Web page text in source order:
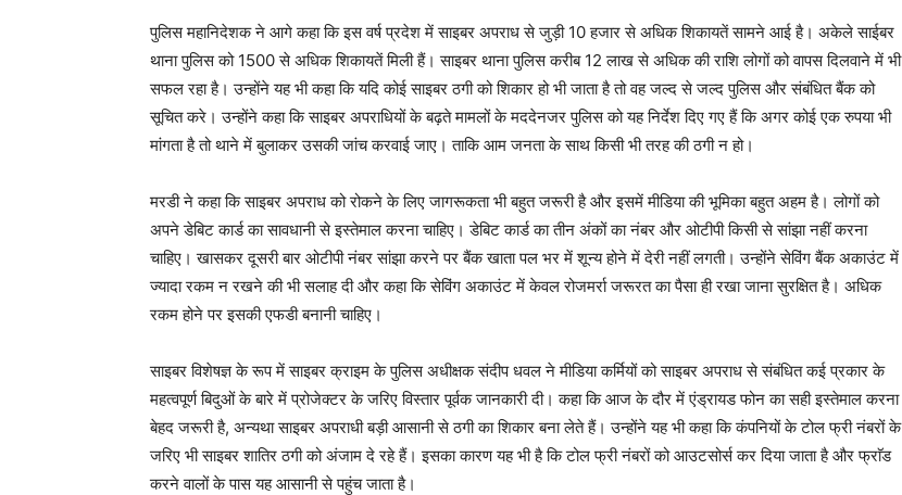
पुलिस महानिदेशक ने आगे कहा कि इस वर्ष प्रदेश में साइबर अपराध से जुड़ी 10 हजार से अधिक शिकायतें सामने आई है। अकेले साईबर
थाना पुलिस को 1500 से अधिक शिकायतें मिली हैं। साइबर थाना पुलिस करीब 12 लाख से अधिक की राशि लोगों को वापस दिलवाने में भी
सफल रहा है। उन्होंने यह भी कहा कि यदि कोई साइबर ठगी को शिकार हो भी जाता है तो वह जल्द से जल्द पुलिस और संबंधित बैंक को
सूचित करे। उन्होंने कहा कि साइबर अपराधियों के बढ़ते मामलों के मददेनजर पुलिस को यह निर्देश दिए गए हैं कि अगर कोई एक रुपया भी
मांगता है तो थाने में बुलाकर उसकी जांच करवाई जाए। ताकि आम जनता के साथ किसी भी तरह की ठगी न हो।
मरडी ने कहा कि साइबर अपराध को रोकने के लिए जागरूकता भी बहुत जरूरी है और इसमें मीडिया की भूमिका बहुत अहम है। लोगों को
अपने डेबिट कार्ड का सावधानी से इस्तेमाल करना चाहिए। डेबिट कार्ड का तीन अंकों का नंबर और ओटीपी किसी से सांझा नहीं करना
चाहिए। खासकर दूसरी बार ओटीपी नंबर सांझा करने पर बैंक खाता पल भर में शून्य होने में देरी नहीं लगती। उन्होंने सेविंग बैंक अकाउंट में
ज्यादा रकम न रखने की भी सलाह दी और कहा कि सेविंग अकाउंट में केवल रोजमर्रा जरूरत का पैसा ही रखा जाना सुरक्षित है। अधिक
रकम होने पर इसकी एफडी बनानी चाहिए।
साइबर विशेषज्ञ के रूप में साइबर क्राइम के पुलिस अधीक्षक संदीप धवल ने मीडिया कर्मियों को साइबर अपराध से संबंधित कई प्रकार के
महत्वपूर्ण बिदुओं के बारे में प्रोजेक्टर के जरिए विस्तार पूर्वक जानकारी दी। कहा कि आज के दौर में एंड्रायड फोन का सही इस्तेमाल करना
बेहद जरूरी है, अन्यथा साइबर अपराधी बड़ी आसानी से ठगी का शिकार बना लेते हैं। उन्होंने यह भी कहा कि कंपनियों के टोल फ्री नंबरों के
जरिए भी साइबर शातिर ठगी को अंजाम दे रहे हैं। इसका कारण यह भी है कि टोल फ्री नंबरों को आउटसोर्स कर दिया जाता है और फ्राॅड
करने वालों के पास यह आसानी से पहुंच जाता है।